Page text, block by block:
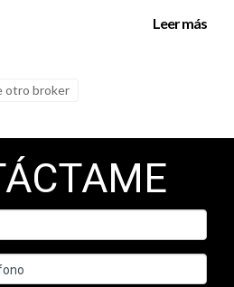
Leer más
otro broker